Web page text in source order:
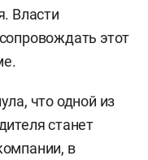
Власти
этот
что одной из
станет
в